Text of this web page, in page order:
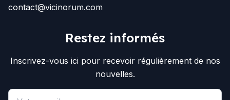
contact@vicinorum.com
Restez informés
Inscrivez-vous ici pour recevoir régulièrement de nos
nouvelles.
Email address